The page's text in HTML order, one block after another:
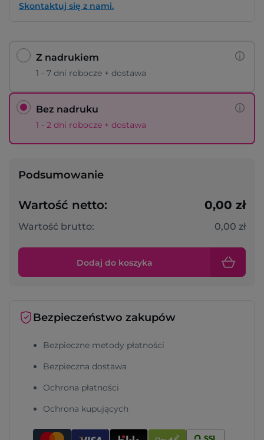
Skontaktuj się z nami.
Z nadrukiem
1 - 7 dni robocze + dostawa
Bez nadruku
1 - 2 dni robocze + dostawa
Podsumowanie
Wartość netto: 0,00 zł
Wartość brutto: 0,00 zł
Dodaj do koszyka
Bezpieczeństwo zakupów
Bezpieczne metody płatności
Bezpieczna dostawa
Ochrona płatności
Ochrona kupujących